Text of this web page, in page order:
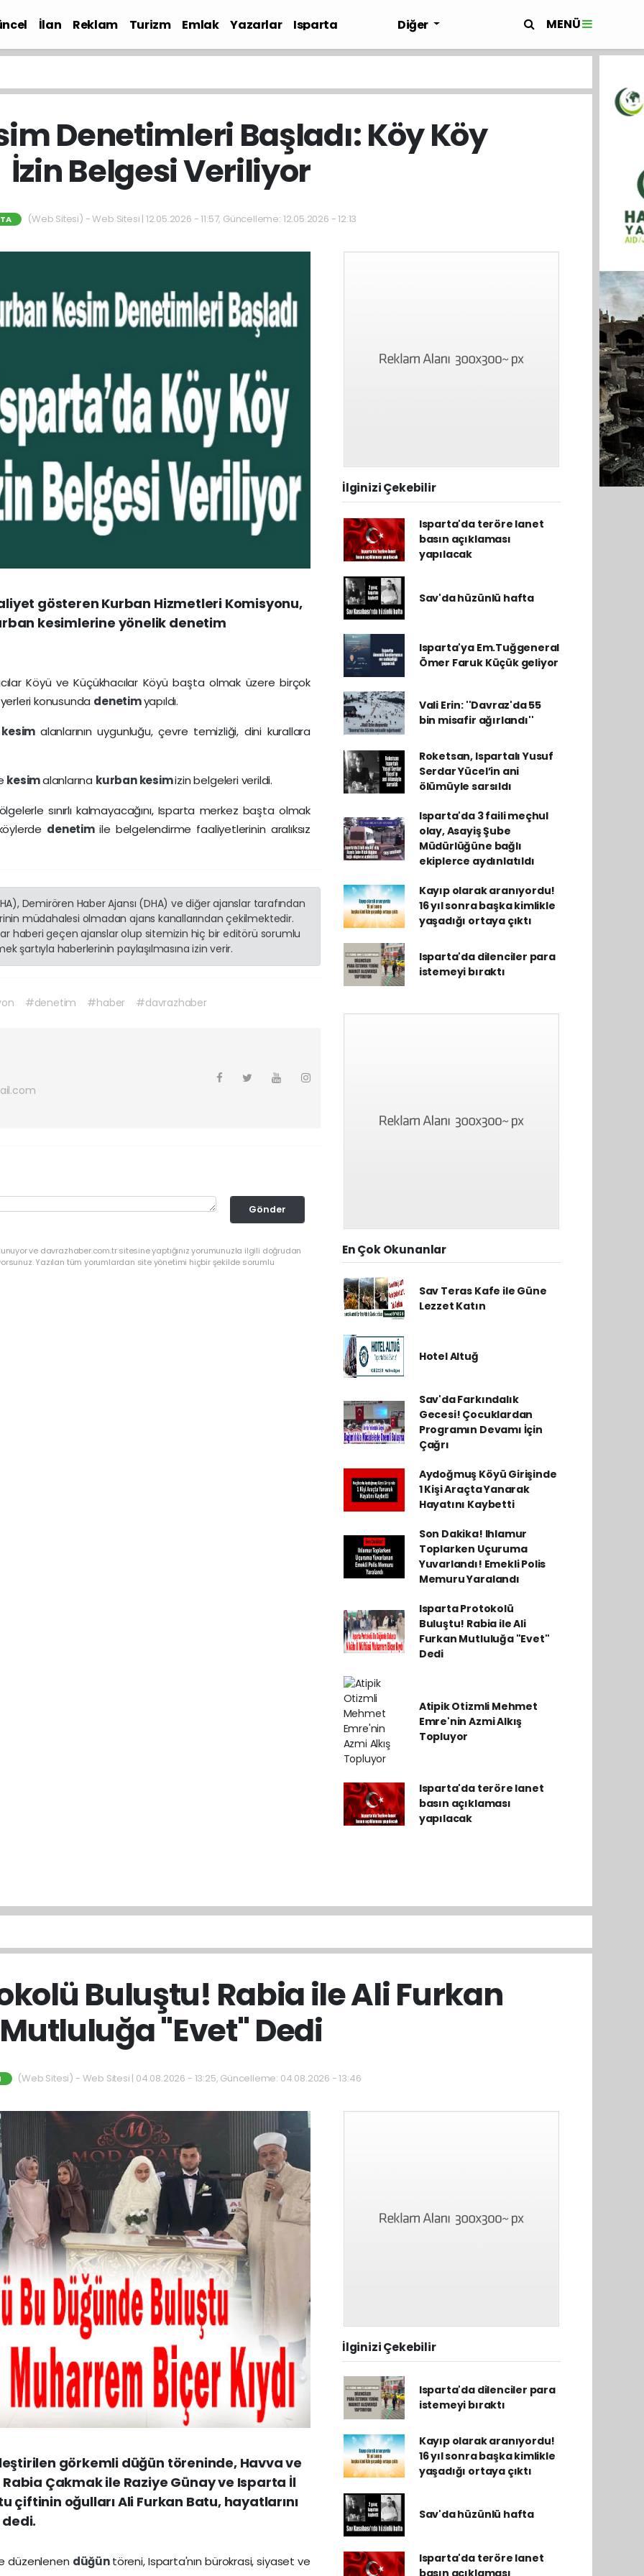
İlan Reklam Turizm Emlak Yazarlar
Isparta
Diğer MENÜ
Denetimleri Başladı: Köy Köy
İzin Belgesi Veriliyor
(Web Sitesi) - Web Sitesi | 12.05.2026 - 11:57, Güncelleme: 12.05.2026 - 12:13
gösteren Kurban Hizmetleri Komisyonu,
kesimlerine yönelik denetim
Köyü ve Küçükhacılar Köyü başta olmak üzere birçok
yerleri konusunda denetimyapıldı.
kesim alanlarının uygunluğu, çevre temizliği, dini kurallara
kesimalanlarına kurbankesimizin belgeleri verildi.
sınırlı kalmayacağını, Isparta merkez başta olmak
denetimile belgelendirme faaliyetlerinin aralıksız
Demirören Haber Ajansı (DHA) ve diğer ajanslar tarafından
müdahalesi olmadan ajans kanallarından çekilmektedir.
haberi geçen ajanslar olup sitemizin hiç bir editörü sorumlu
şartıyla haberlerinin paylaşılmasına izin verir.
#denetim #haber #davrazhaber
Gönder
ve davrazhaber.com.tr sitesine yaptığınız yorumunuzla ilgili doğrudan
Yazılan tüm yorumlardan site yönetimi hiçbir şekilde sorumlu
İlginizi Çekebilir
Isparta'da teröre lanet
basın açıklaması
yapılacak
Sav'da hüzünlü hafta
Isparta'ya Em.Tuğgeneral
Ömer Faruk Küçük geliyor
Vali Erin: ''Davraz'da 55
bin misafir ağırlandı''
Roketsan, Ispartalı Yusuf
Serdar Yücel’in ani
ölümüyle sarsıldı
Isparta'da 3 faili meçhul
olay, Asayiş Şube
Müdürlüğüne bağlı
ekiplerce aydınlatıldı
Kayıp olarak aranıyordu!
16 yıl sonra başka kimlikle
yaşadığı ortaya çıktı
Isparta'da dilenciler para
istemeyi bıraktı
En Çok Okunanlar
Sav Teras Kafe ile Güne
Lezzet Katın
Hotel Altuğ
Sav'da Farkındalık
Gecesi! Çocuklardan
Programın Devamı İçin
Çağrı
Aydoğmuş Köyü Girişinde
1 Kişi Araçta Yanarak
Hayatını Kaybetti
Son Dakika! Ihlamur
Toplarken Uçuruma
Yuvarlandı! Emekli Polis
Memuru Yaralandı
Isparta Protokolü
Buluştu! Rabia ile Ali
Furkan Mutluluğa "Evet"
Dedi
Atipik Otizmli Mehmet
Emre'nin Azmi Alkış
Topluyor
Isparta'da teröre lanet
basın açıklaması
yapılacak
Buluştu! Rabia ile Ali Furkan
Mutluluğa "Evet" Dedi
(Web Sitesi) - Web Sitesi | 04.08.2026 - 13:25, Güncelleme: 04.08.2026 - 13:46
görkemli düğün töreninde, Havva ve
Çakmak ile Raziye Günay ve Isparta İl
çiftinin oğulları Ali Furkan Batu, hayatlarını
düzenlenen düğüntöreni, Isparta'nın bürokrasi, siyaset ve
İlginizi Çekebilir
Isparta'da dilenciler para
istemeyi bıraktı
Kayıp olarak aranıyordu!
16 yıl sonra başka kimlikle
yaşadığı ortaya çıktı
Sav'da hüzünlü hafta
Isparta'da teröre lanet
basın açıklaması